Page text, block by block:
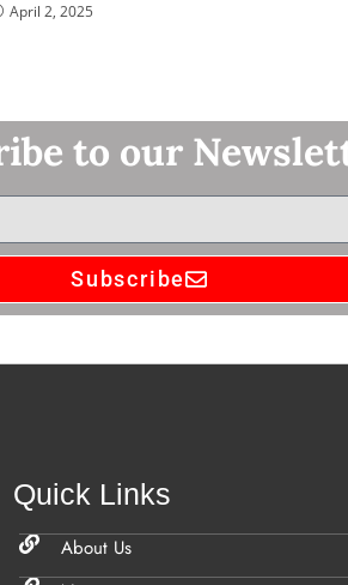
April 2, 2025
to our
Subscribe
Quick Links
About Us